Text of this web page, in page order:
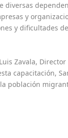
y
y dificultades
Zavala,
capacitación,
población